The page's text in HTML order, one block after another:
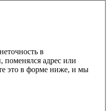
в
адрес или
это в форме ниже, и мы